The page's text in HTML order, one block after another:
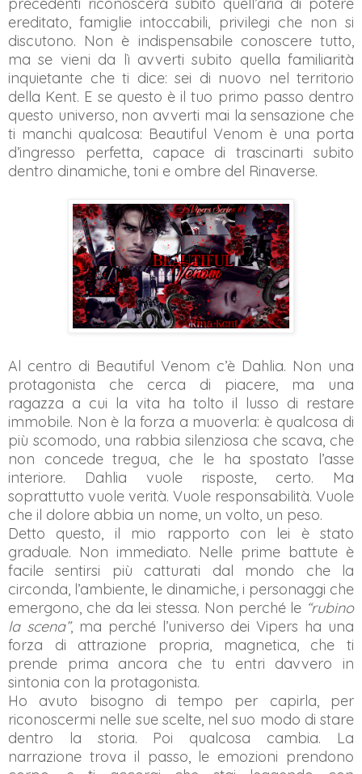
precedenti riconoscerà subito quell’aria di potere
ereditato, famiglie intoccabili, privilegi che non si
discutono. Non è indispensabile conoscere tutto,
ma se vieni da lì avverti subito quella familiarità
inquietante che ti dice: sei di nuovo nel territorio
della Kent. E se questo è il tuo primo passo dentro
questo universo, non avverti mai la sensazione che
ti manchi qualcosa: Beautiful Venom è una porta
d’ingresso perfetta, capace di trascinarti subito
dentro dinamiche, toni e ombre del Rinaverse.
Al centro di Beautiful Venom c’è Dahlia. Non una
protagonista che cerca di piacere, ma una
ragazza a cui la vita ha tolto il lusso di restare
immobile. Non è la forza a muoverla: è qualcosa di
più scomodo, una rabbia silenziosa che scava, che
non concede tregua, che le ha spostato l’asse
interiore. Dahlia vuole risposte, certo. Ma
soprattutto vuole verità. Vuole responsabilità. Vuole
che il dolore abbia un nome, un volto, un peso.
Detto questo, il mio rapporto con lei è stato
graduale. Non immediato. Nelle prime battute è
facile sentirsi più catturati dal mondo che la
circonda, l’ambiente, le dinamiche, i personaggi che
emergono, che da lei stessa. Non perché le “rubino
la scena”, ma perché l’universo dei Vipers ha una
forza di attrazione propria, magnetica, che ti
prende prima ancora che tu entri davvero in
sintonia con la protagonista.
Ho avuto bisogno di tempo per capirla, per
riconoscermi nelle sue scelte, nel suo modo di stare
dentro la storia. Poi qualcosa cambia. La
narrazione trova il passo, le emozioni prendono